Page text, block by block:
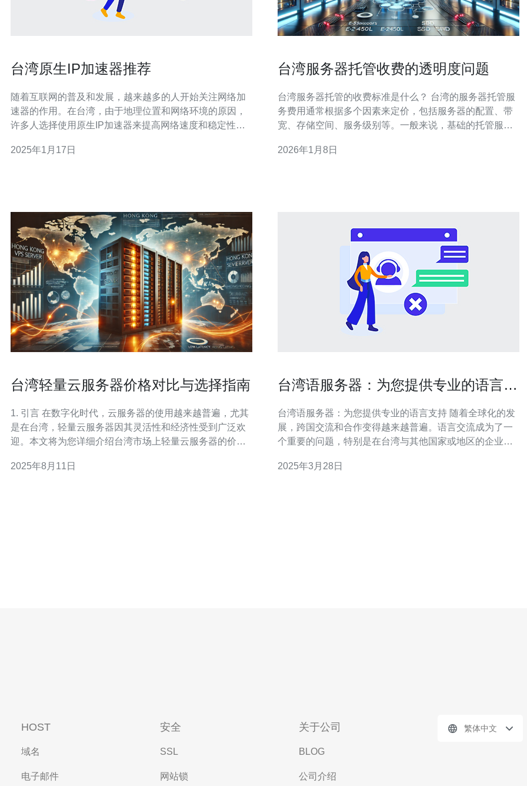
台湾原生IP加速器推荐
随着互联网的普及和发展，越来越多的人开始关注网络加
速器的作用。在台湾，由于地理位置和网络环境的原因，
许多人选择使用原生IP加速器来提高网络速度和稳定性。
络世界。 台湾原生IP加速器A是一款非常受欢迎的加速
2025年1月17日
台湾服务器托管收费的透明度问题
台湾服务器托管的收费标准是什么？ 台湾的服务器托管服
务费用通常根据多个因素来定价，包括服务器的配置、带
宽、存储空间、服务级别等。一般来说，基础的托管服务
务器或者云服务器，费用则会更高。此外，不同的服务提
2026年1月8日
台湾轻量云服务器价格对比与选择指南
1. 引言 在数字化时代，云服务器的使用越来越普遍，尤其
是在台湾，轻量云服务器因其灵活性和经济性受到广泛欢
迎。本文将为您详细介绍台湾市场上轻量云服务器的价格
云服务器概述 轻量云服务器是一种相对简单、易于管理的
2025年8月11日
台湾语服务器：为您提供专业的语言支
台湾语服务器：为您提供专业的语言支持 随着全球化的发
展，跨国交流和合作变得越来越普遍。语言交流成为了一
个重要的问题，特别是在台湾与其他国家或地区的企业和
本文将介绍台湾语服务器的功能和优势。 台湾语服务器是
2025年3月28日
HOST
域名
电子邮件
安全
SSL
网站锁
关于公司
BLOG
公司介绍
繁体中文